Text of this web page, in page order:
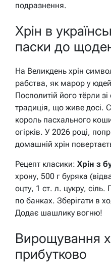
подразнення.
Хрін в
паски до
На Великдень хрін
рабства, як марор у
Посполитій його тёрли
традиція, що живе досі.
король пасхального
огірків. У 2026 році,
домашній хрін
Рецепт класики: Хрін з
хрону, 500 г буряка
оцту, 1 ст. л. цукру,
по банках. Зберігати в
Додає шашлику вогню!
Вирощування
прибутково